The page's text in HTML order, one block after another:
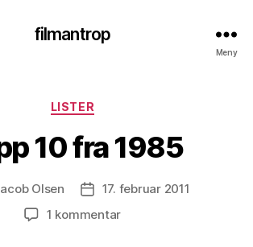
filmantrop
Meny
Kategorier
LISTER
10 fra 1985
Olsen Publiseringsdato
17. februar 2011
1 kommentartil